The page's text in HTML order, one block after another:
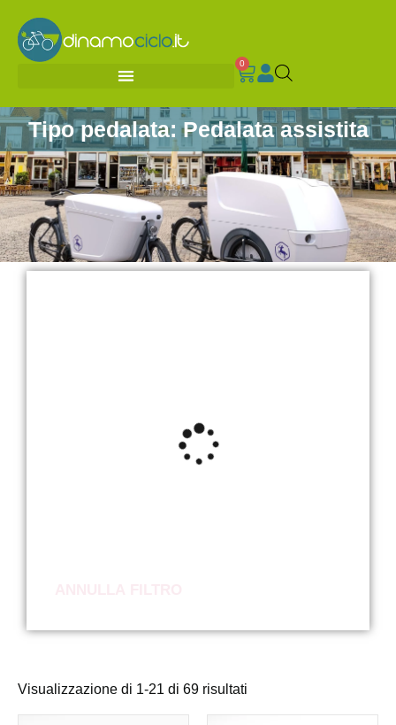
0
Tipo pedalata: Pedalata assistita
Visualizzazione di 1-21 di 69 risultati